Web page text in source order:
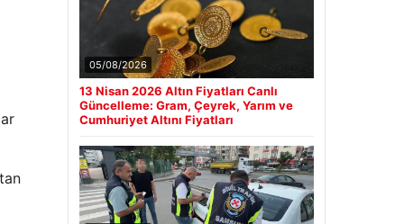
05/08/2026
13 Nisan 2026 Altın Fiyatları Canlı
Güncelleme: Gram, Çeyrek, Yarım ve
Cumhuriyet Altını Fiyatları